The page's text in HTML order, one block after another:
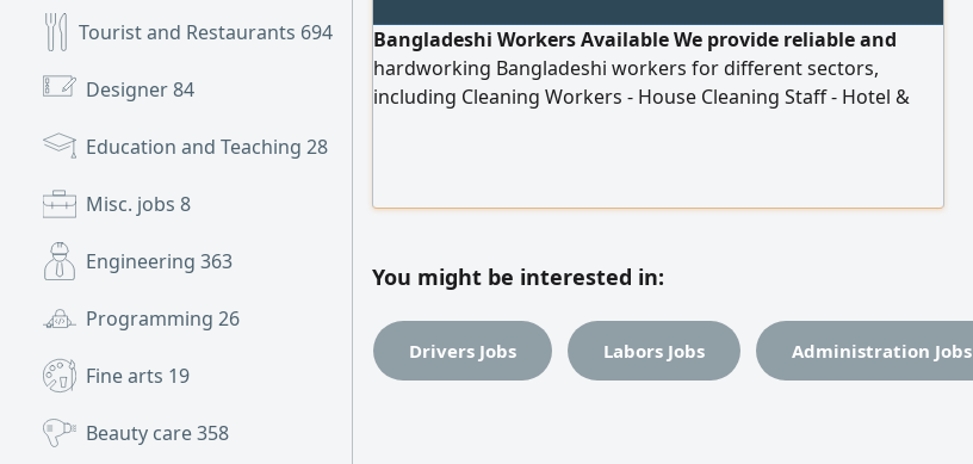
Tourist and Restaurants 694
Designer84
Education and Teaching 28
Misc. jobs 8
Engineering 363
Programming 26
Fine arts 19
Beauty care358
Bangladeshi Workers Available We provide reliable and
hardworking Bangladeshi workers for different sectors,
including Cleaning Workers - House Cleaning Staff - Hotel &
You might be interested in:
Drivers Jobs Labors Jobs Administration Jobs